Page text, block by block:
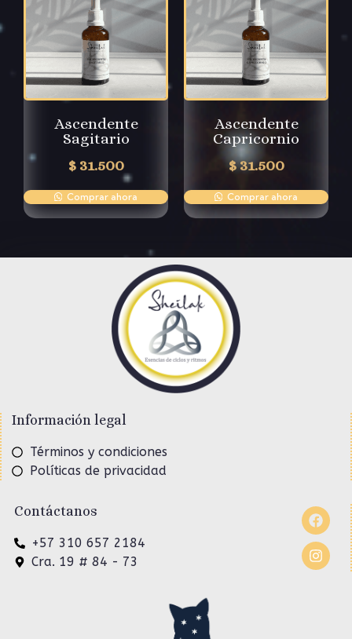
Ascendente
Sagitario
$ 31.500
Comprar ahora
Ascendente
Capricornio
$31.500
Comprar ahora
Información legal
Términos y condiciones
Políticas de privacidad
Contáctanos
+57 310 657 2184
Cra. 19 # 84 - 73